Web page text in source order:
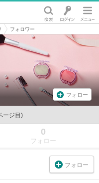
フォロワー
フォロー
ージ目)
0
フォロー
フォロー